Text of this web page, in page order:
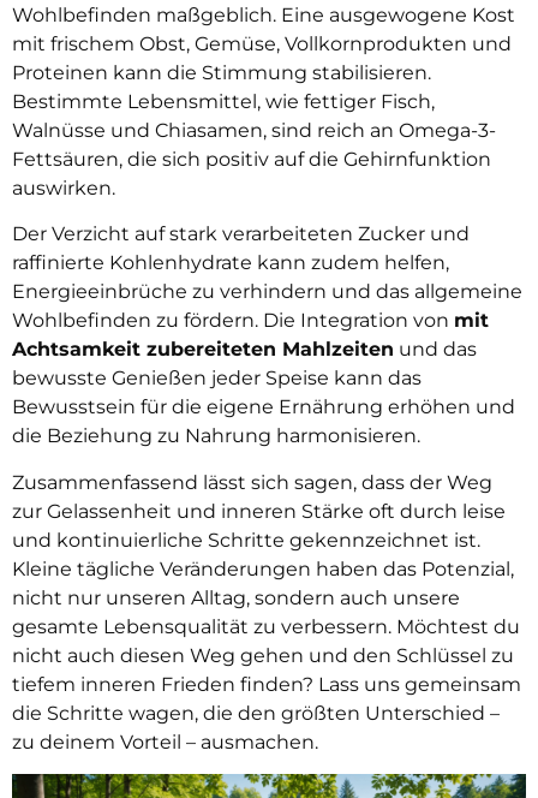
Wohlbefinden maßgeblich. Eine ausgewogene Kost
mit frischem Obst, Gemüse, Vollkornprodukten und
Proteinen kann die Stimmung stabilisieren.
Bestimmte Lebensmittel, wie fettiger Fisch,
Walnüsse und Chiasamen, sind reich an Omega-3-
Fettsäuren, die sich positiv auf die Gehirnfunktion
auswirken.
Der Verzicht auf stark verarbeiteten Zucker und
raffinierte Kohlenhydrate kann zudem helfen,
Energieeinbrüche zu verhindern und das allgemeine
Wohlbefinden zu fördern. Die Integration von mit
Achtsamkeit zubereiteten Mahlzeiten und das
bewusste Genießen jeder Speise kann das
Bewusstsein für die eigene Ernährung erhöhen und
die Beziehung zu Nahrung harmonisieren.
Zusammenfassend lässt sich sagen, dass der Weg
zur Gelassenheit und inneren Stärke oft durch leise
und kontinuierliche Schritte gekennzeichnet ist.
Kleine tägliche Veränderungen haben das Potenzial,
nicht nur unseren Alltag, sondern auch unsere
gesamte Lebensqualität zu verbessern. Möchtest du
nicht auch diesen Weg gehen und den Schlüssel zu
tiefem inneren Frieden finden? Lass uns gemeinsam
die Schritte wagen, die den größten Unterschied –
zu deinem Vorteil – ausmachen.